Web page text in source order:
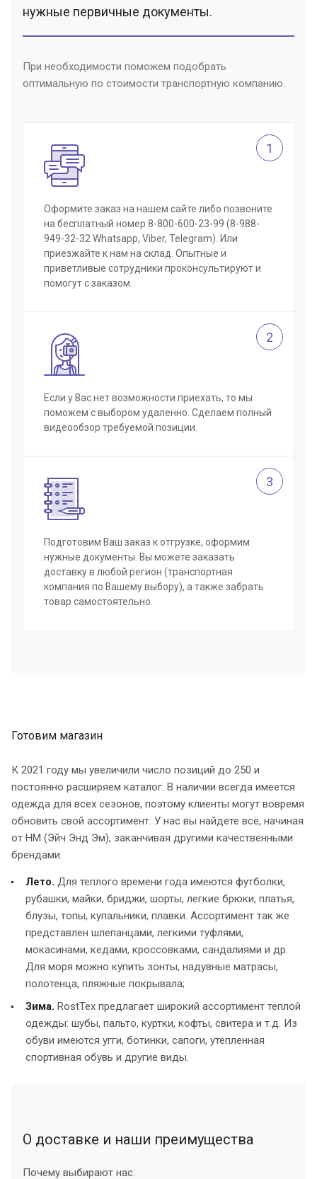
нужные первичные документы.
При необходимости поможем подобрать
оптимальную по стоимости транспортную компанию.
1
Оформите заказ на нашем сайте либо позвоните
на бесплатный номер 8-800-600-23-99 (8-988-
949-32-32 Whatsapp, Viber, Telegram). Или
приезжайте к нам на склад. Опытные и
приветливые сотрудники проконсультируют и
помогут с заказом.
2
Если у Вас нет возможности приехать, то мы
поможем с выбором удаленно. Сделаем полный
видеообзор требуемой позиции.
3
Подготовим Ваш заказ к отгрузке, оформим
нужные документы. Вы можете заказать
доставку в любой регион (транспортная
компания по Вашему выбору), а также забрать
товар самостоятельно.
Готовим магазин
К 2021 году мы увеличили число позиций до 250 и
постоянно расширяем каталог. В наличии всегда имеется
одежда для всех сезонов, поэтому клиенты могут вовремя
обновить свой ассортимент. У нас вы найдете всё, начиная
от HM (Эйч Энд Эм), заканчивая другими качественными
брендами.
Лето. Для теплого времени года имеются футболки,
рубашки, майки, бриджи, шорты, легкие брюки, платья,
блузы, топы, купальники, плавки. Ассортимент так же
представлен шлепанцами, легкими туфлями,
мокасинами, кедами, кроссовками, сандалиями и др.
Для моря можно купить зонты, надувные матрасы,
полотенца, пляжные покрывала;
Зима. RostTex предлагает широкий ассортимент теплой
одежды: шубы, пальто, куртки, кофты, свитера и т.д. Из
обуви имеются угги, ботинки, сапоги, утепленная
спортивная обувь и другие виды.
О доставке и наши преимущества
Почему выбирают нас: